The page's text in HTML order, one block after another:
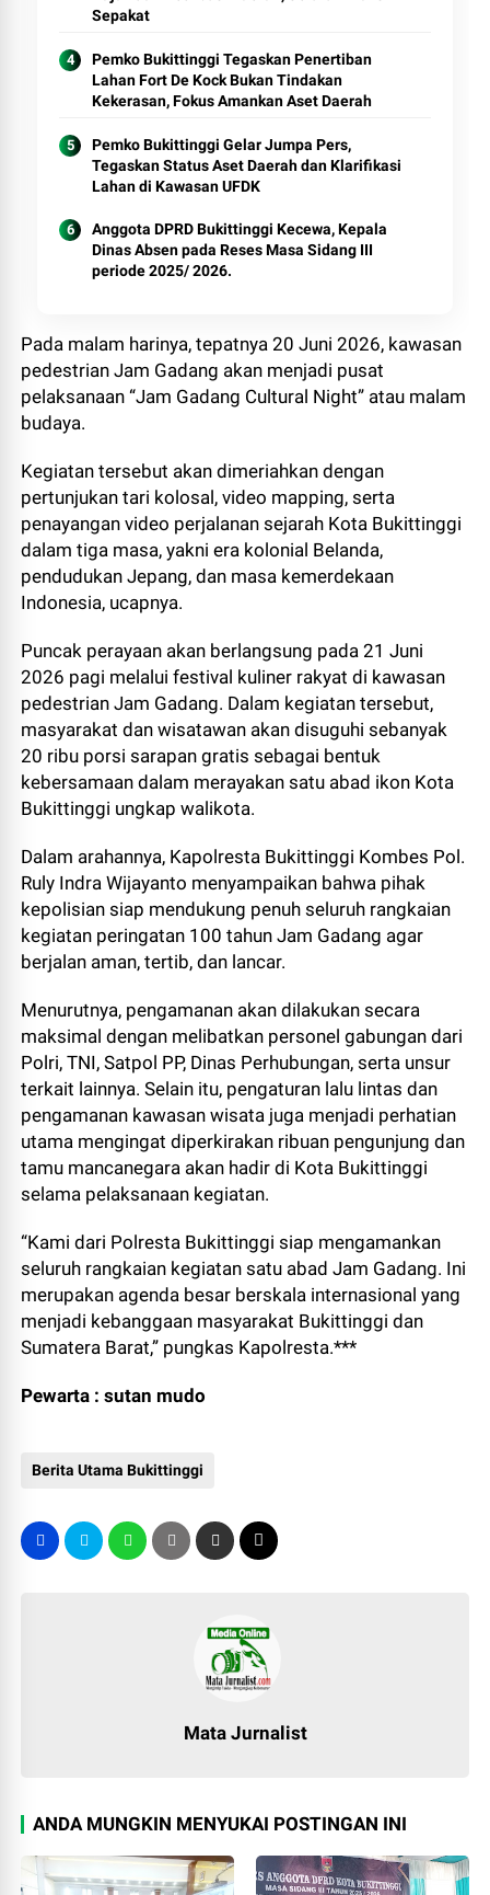
Sepakat
Pemko Bukittinggi Tegaskan Penertiban
Lahan Fort De Kock Bukan Tindakan
Kekerasan, Fokus Amankan Aset Daerah
Pemko Bukittinggi Gelar Jumpa Pers,
Tegaskan Status Aset Daerah dan Klarifikasi
Lahan di Kawasan UFDK
Anggota DPRD Bukittinggi Kecewa, Kepala
Dinas Absen pada Reses Masa Sidang III
periode 2025/ 2026.
Pada malam harinya, tepatnya 20 Juni 2026, kawasan
pedestrian Jam Gadang akan menjadi pusat
pelaksanaan “Jam Gadang Cultural Night” atau malam
budaya.
Kegiatan tersebut akan dimeriahkan dengan
pertunjukan tari kolosal, video mapping, serta
penayangan video perjalanan sejarah Kota Bukittinggi
dalam tiga masa, yakni era kolonial Belanda,
pendudukan Jepang, dan masa kemerdekaan
Indonesia, ucapnya.
Puncak perayaan akan berlangsung pada 21 Juni
2026 pagi melalui festival kuliner rakyat di kawasan
pedestrian Jam Gadang. Dalam kegiatan tersebut,
masyarakat dan wisatawan akan disuguhi sebanyak
20 ribu porsi sarapan gratis sebagai bentuk
kebersamaan dalam merayakan satu abad ikon Kota
Bukittinggi ungkap walikota.
Dalam arahannya, Kapolresta Bukittinggi Kombes Pol.
Ruly Indra Wijayanto menyampaikan bahwa pihak
kepolisian siap mendukung penuh seluruh rangkaian
kegiatan peringatan 100 tahun Jam Gadang agar
berjalan aman, tertib, dan lancar.
Menurutnya, pengamanan akan dilakukan secara
maksimal dengan melibatkan personel gabungan dari
Polri, TNI, Satpol PP, Dinas Perhubungan, serta unsur
terkait lainnya. Selain itu, pengaturan lalu lintas dan
pengamanan kawasan wisata juga menjadi perhatian
utama mengingat diperkirakan ribuan pengunjung dan
tamu mancanegara akan hadir di Kota Bukittinggi
selama pelaksanaan kegiatan.
“Kami dari Polresta Bukittinggi siap mengamankan
seluruh rangkaian kegiatan satu abad Jam Gadang. Ini
merupakan agenda besar berskala internasional yang
menjadi kebanggaan masyarakat Bukittinggi dan
Sumatera Barat,” pungkas Kapolresta.***
Pewarta : sutan mudo
Berita Utama Bukittinggi
Mata Jurnalist
ANDA MUNGKIN MENYUKAI POSTINGAN INI